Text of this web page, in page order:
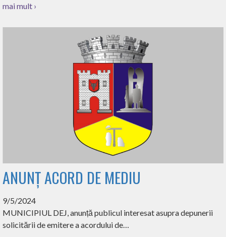
mai mult ›
ANUNȚ ACORD DE MEDIU
9/5/2024
MUNICIPIUL DEJ, anunță publicul interesat asupra depunerii
solicitării de emitere a acordului de…